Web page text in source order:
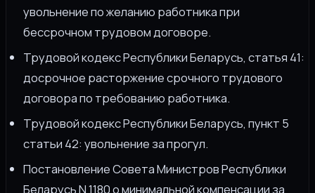
увольнение по желанию работника при
бессрочном трудовом договоре.
Трудовой кодекс Республики Беларусь, статья 41:
досрочное расторжение срочного трудового
договора по требованию работника.
Трудовой кодекс Республики Беларусь, пункт 5
статьи 42: увольнение за прогул.
Постановление Совета Министров Республики
Беларусь N 1180 о минимальной компенсации за